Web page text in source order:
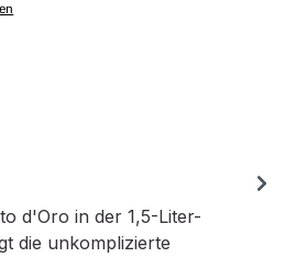
d'Oro in der 1,5-Liter-
die unkomplizierte